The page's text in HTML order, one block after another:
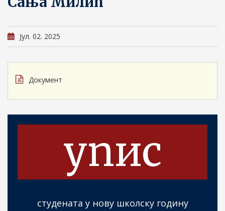
Јул. 02. 2025
Документ
упис
студената у нову школску годину